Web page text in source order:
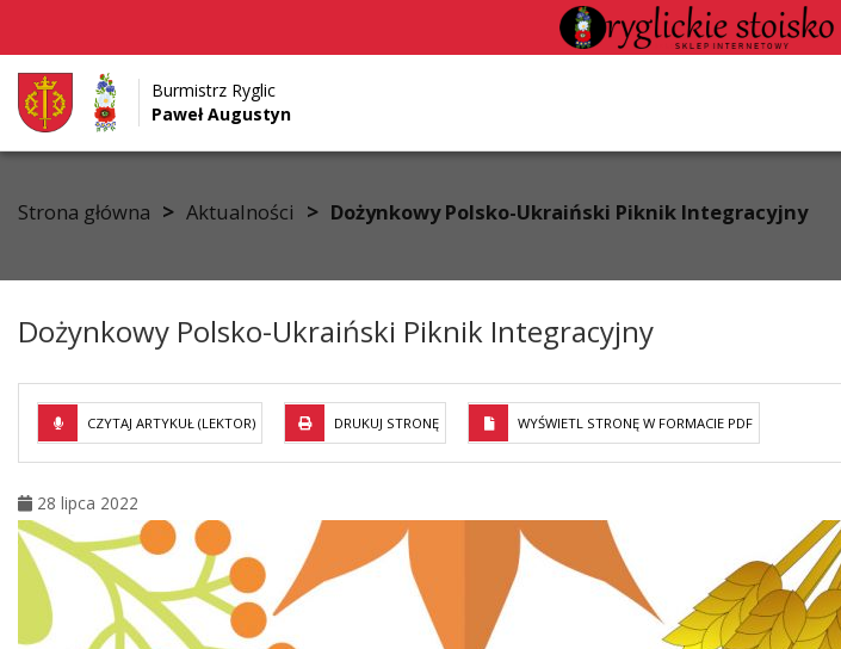
Przejdź do menu
Przejdź do głównej treści strony
Przejdź do stopki strony
Burmistrz Ryglic
Paweł Augustyn
Strona główna > Aktualności > Dożynkowy Polsko-Ukraiński Piknik Integracyjny
Dożynkowy Polsko-Ukraiński Piknik Integracyjny
CZYTAJ ARTYKUŁ (LEKTOR) DRUKUJ STRONĘ WYŚWIETL STRONĘ W FORMACIE PDF
28 lipca 2022